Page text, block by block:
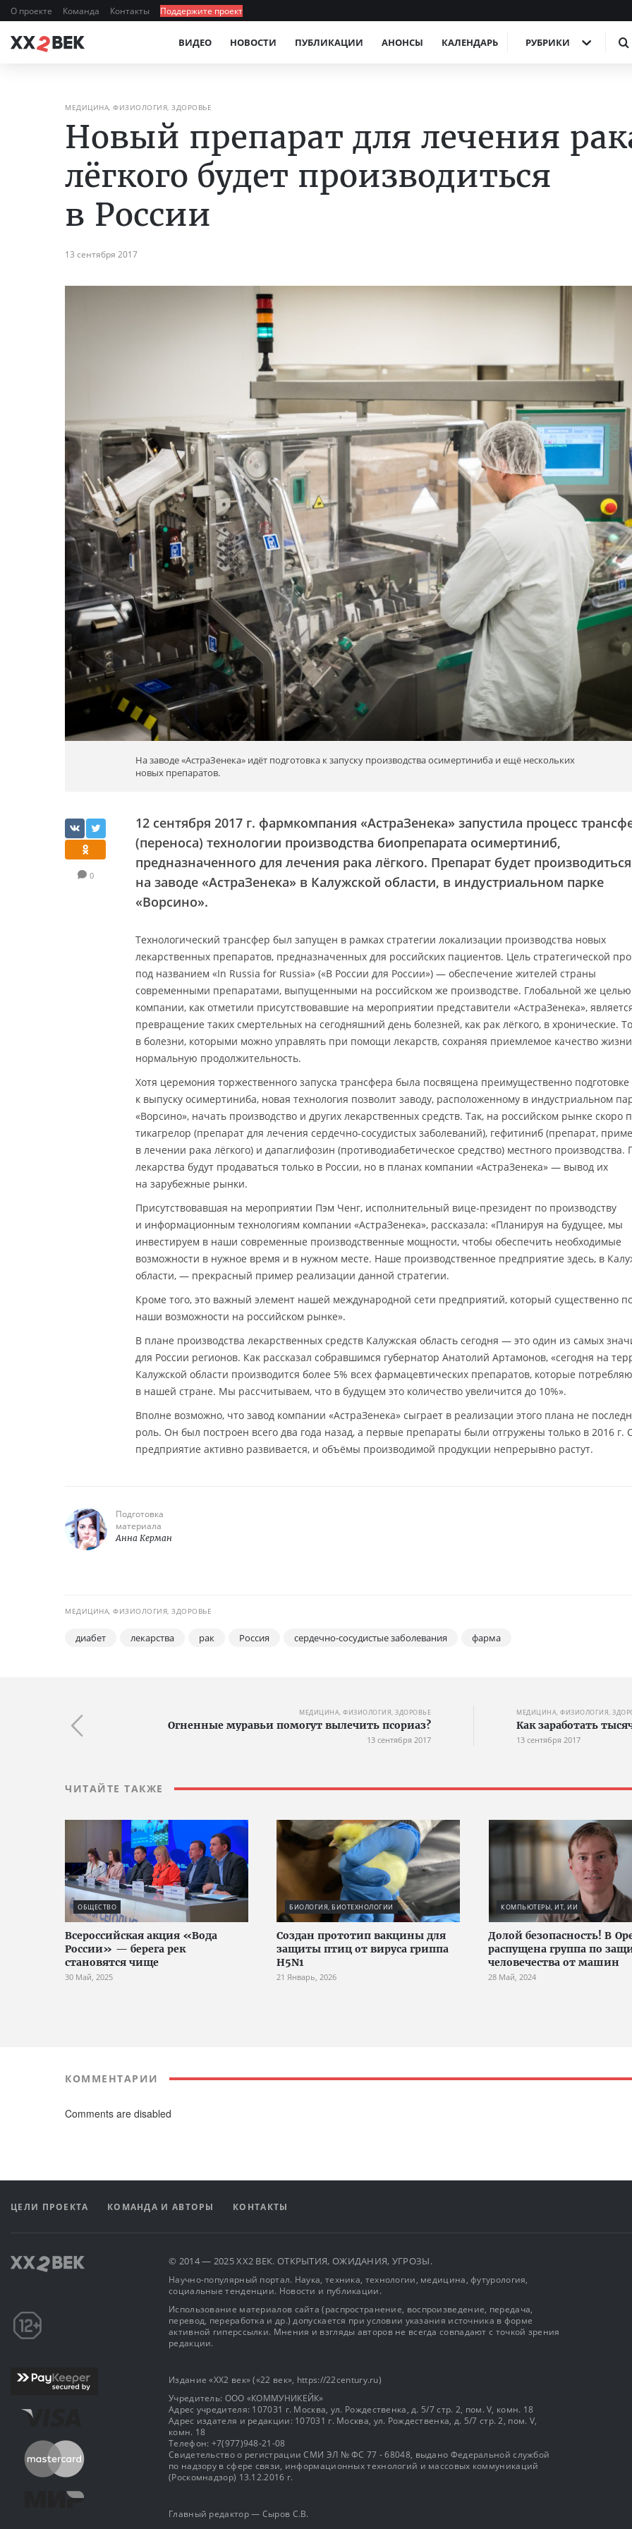
О проекте Команда Контакты Поддержите проект
ВИДЕО НОВОСТИ ПУБЛИКАЦИИ АНОНСЫ КАЛЕНДАРЬ РУБРИКИ
МЕДИЦИНА, ФИЗИОЛОГИЯ, ЗДОРОВЬЕ
Новый препарат для лечения
лёгкого будет производиться
в России
13 сентября 2017
На заводе «АстраЗенека» идёт подготовка к запуску производства осимертиниба и ещё нескольких
новых препаратов.
0
12 сентября 2017 г. фармкомпания «АстраЗенека» запустила процесс
(переноса) технологии производства биопрепарата осимертиниб,
предназначенного для лечения рака лёгкого. Препарат будет производиться
на заводе «АстраЗенека» в Калужской области, в индустриальном парке
«Ворсино».
Технологический трансфер был запущен в рамках стратегии локализации производства новых
лекарственных препаратов, предназначенных для российских пациентов. Цель стратегической
под названием «In Russia for Russia» («В России для России») — обеспечение жителей страны
современными препаратами, выпущенными на российском же производстве. Глобальной же целью
компании, как отметили присутствовавшие на мероприятии представители «АстраЗенека»,
превращение таких смертельных на сегодняшний день болезней, как рак лёгкого, в хронические.
в болезни, которыми можно управлять при помощи лекарств, сохраняя приемлемое качество
нормальную продолжительность.
Хотя церемония торжественного запуска трансфера была посвящена преимущественно подготовке
к выпуску осимертиниба, новая технология позволит заводу, расположенному в индустриальном
«Ворсино», начать производство и других лекарственных средств. Так, на российском рынке скоро
тикагрелор (препарат для лечения сердечно-сосудистых заболеваний), гефитиниб (препарат,
в лечении рака лёгкого) и дапаглифозин (противодиабетическое средство) местного производства.
лекарства будут продаваться только в России, но в планах компании «АстраЗенека» — вывод их
на зарубежные рынки.
Присутствовавшая на мероприятии Пэм Ченг, исполнительный вице-президент по производству
и информационным технологиям компании «АстраЗенека», рассказала: «Планируя на будущее, мы
инвестируем в наши современные производственные мощности, чтобы обеспечить необходимые
возможности в нужное время и в нужном месте. Наше производственное предприятие здесь, в
области, — прекрасный пример реализации данной стратегии.
Кроме того, это важный элемент нашей международной сети предприятий, который существенно
наши возможности на российском рынке».
В плане производства лекарственных средств Калужская область сегодня — это один из самых
для России регионов. Как рассказал собравшимся губернатор Анатолий Артамонов, «сегодня на
Калужской области производится более 5% всех фармацевтических препаратов, которые
в нашей стране. Мы рассчитываем, что в будущем это количество увеличится до 10%».
Вполне возможно, что завод компании «АстраЗенека» сыграет в реализации этого плана не
роль. Он был построен всего два года назад, а первые препараты были отгружены только в 2016 г.
предприятие активно развивается, и объёмы производимой продукции непрерывно растут.
Подготовка
материала
Анна Керман
МЕДИЦИНА, ФИЗИОЛОГИЯ, ЗДОРОВЬЕ
диабет лекарства рак Россия сердечно-сосудистые заболевания фарма
МЕДИЦИНА, ФИЗИОЛОГИЯ, ЗДОРОВЬЕ
Огненные муравьи помогут вылечить псориаз?
13 сентября 2017
МЕДИЦИНА, ФИЗИОЛОГИЯ,
Как заработать
13 сентября 2017
ЧИТАЙТЕ ТАКЖЕ
ОБЩЕСТВО
Всероссийская акция «Вода
России» — берега рек
становятся чище
30 Май, 2025
БИОЛОГИЯ, БИОТЕХНОЛОГИИ
Создан прототип вакцины для
защиты птиц от вируса гриппа
H5N1
21 Январь, 2026
КОМПЬЮТЕРЫ, ИТ, ИИ
Долой безопасность! В
распущена группа по
человечества от машин
28 Май, 2024
КОММЕНТАРИИ
Comments are disabled
ЦЕЛИ ПРОЕКТА КОМАНДА И АВТОРЫ КОНТАКТЫ
© 2014 — 2025 XX2 ВЕК. ОТКРЫТИЯ, ОЖИДАНИЯ, УГРОЗЫ.
Научно-популярный портал. Наука, техника, технологии, медицина, футурология,
социальные тенденции. Новости и публикации.
Использование материалов сайта (распространение, воспроизведение, передача,
перевод, переработка и др.) допускается при условии указания источника в форме
активной гиперссылки. Мнения и взгляды авторов не всегда совпадают с точкой зрения
редакции.
Издание «XX2 век» («22 век», https://22century.ru)
Учредитель: OOO «КОММУНИКЕЙК»
Адрес учредителя: 107031 г. Москва, ул. Рождественка, д. 5/7 стр. 2, пом. V, комн. 18
Адрес издателя и редакции: 107031 г. Москва, ул. Рождественка, д. 5/7 стр. 2, пом. V,
комн. 18
Телефон: +7(977)948-21-08
Свидетельство о регистрации СМИ ЭЛ № ФС 77 - 68048, выдано Федеральной службой
по надзору в сфере связи, информационных технологий и массовых коммуникаций
(Роскомнадзор) 13.12.2016 г.
Главный редактор — Сыров С.В.